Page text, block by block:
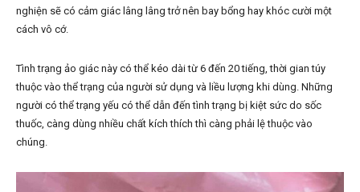
nghiện sẽ có cảm giác lâng lâng trở nên bay bổng hay khóc cười một
cách vô cớ.
Tình trạng ảo giác này có thể kéo dài từ 6 đến 20 tiếng, thời gian túy
thuộc vào thể trạng của người sử dụng và liều lượng khi dùng. Những
người có thể trạng yếu có thể dẫn đến tình trạng bị kiệt sức do sốc
thuốc, càng dùng nhiều chất kích thích thì càng phải lệ thuộc vào
chúng.